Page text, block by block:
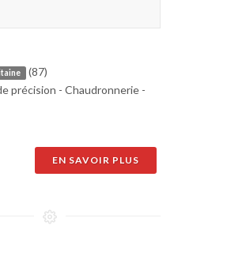
(87)
précision - Chaudronnerie -
EN SAVOIR PLUS